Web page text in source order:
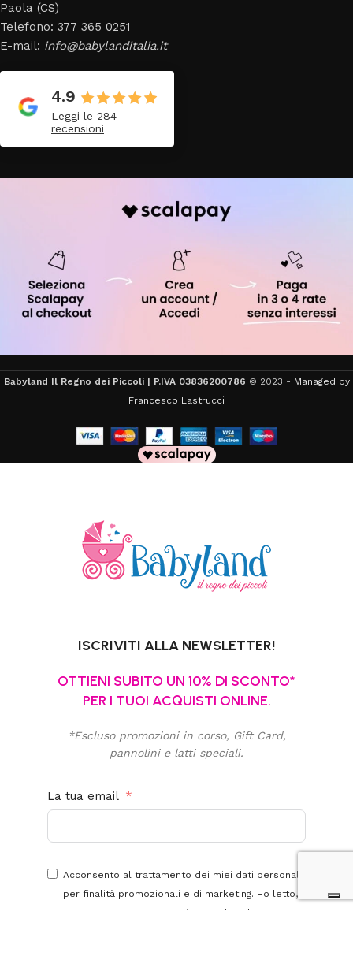
Paola (CS)
Telefono: 377 365 0251
E-mail: info@babylanditalia.it
4.9
Leggi le 284
recensioni
Babyland Il Regno dei Piccoli | P.IVA 03836200786 © 2023 - Managed by
Francesco Lastrucci
ISCRIVITI ALLA NEWSLETTER!
OTTIENI SUBITO UN 10% DI SCONTO*
PER I TUOI ACQUISTI ONLINE.
*Escluso promozioni in corso, Gift Card,
pannolini e latti speciali.
La tua email
Acconsento al trattamento dei miei dati personali
per finalità promozionali e di marketing. Ho letto,
compreso e accetto la
privacy policy
di questo